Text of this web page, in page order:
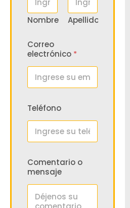
Nombre Apellidos
Correo
electrónico *
o
m
n
a
r
i
o
Teléfono
Comentario o
mensaje